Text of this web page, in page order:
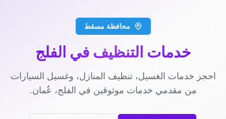
محافظة مسقط
خدمات التنظيف في الفلج
احجز خدمات الغسيل، تنظيف المنازل، وغسيل السيارات
من مقدمي خدمات موثوقين في الفلج، عُمان.